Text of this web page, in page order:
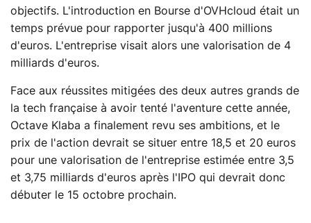
objectifs. L'introduction en Bourse d'OVHcloud était un
temps prévue pour rapporter jusqu'à 400 millions
d'euros. L'entreprise visait alors une valorisation de 4
milliards d'euros.
Face aux réussites mitigées des deux autres grands de
la tech française à avoir tenté l'aventure cette année,
Octave Klaba a finalement revu ses ambitions, et le
prix de l'action devrait se situer entre 18,5 et 20 euros
pour une valorisation de l'entreprise estimée entre 3,5
et 3,75 milliards d'euros après l'IPO qui devrait donc
débuter le 15 octobre prochain.